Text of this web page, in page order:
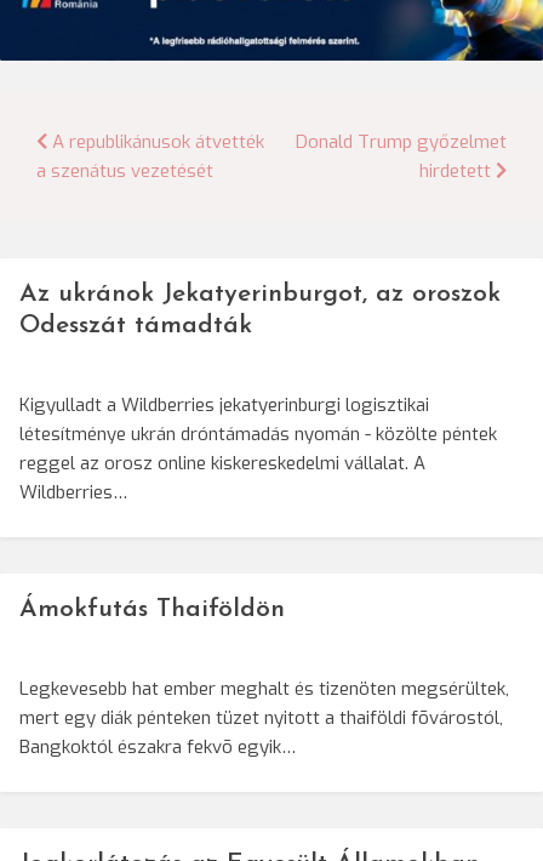
Bejegyzés
A republikánusok átvették
a szenátus vezetését
Donald Trump győzelmet
hirdetett
Az ukránok Jekatyerinburgot, az oroszok
Odesszát támadták
Kigyulladt a Wildberries jekatyerinburgi logisztikai
létesítménye ukrán dróntámadás nyomán - közölte péntek
reggel az orosz online kiskereskedelmi vállalat. A
Wildberries…
Ámokfutás Thaiföldön
Legkevesebb hat ember meghalt és tizenöten megsérültek,
mert egy diák pénteken tüzet nyitott a thaiföldi fõvárostól,
Bangkoktól északra fekvõ egyik…